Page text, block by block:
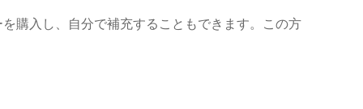
購入し、自分で補充することもできます。この方